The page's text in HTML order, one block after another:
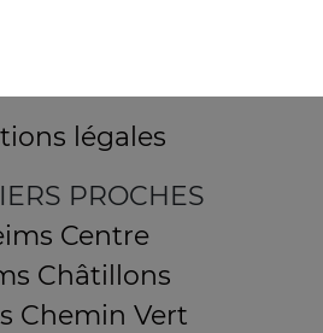
légales
PROCHES
Centre
Châtillons
Chemin Vert